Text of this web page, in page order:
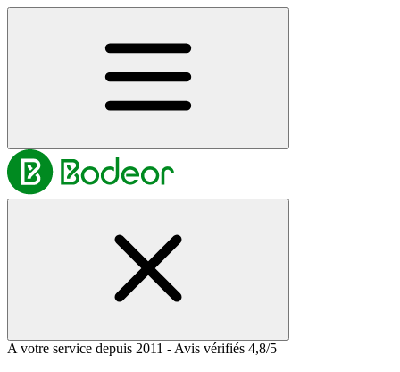
A votre service depuis 2011 - Avis vérifiés 4,8/5